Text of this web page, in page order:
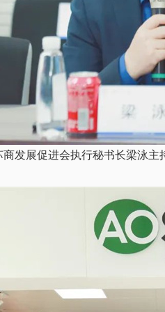
发展促进会执行秘书长梁泳主